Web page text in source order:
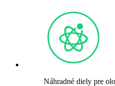
Náhradné diely pre